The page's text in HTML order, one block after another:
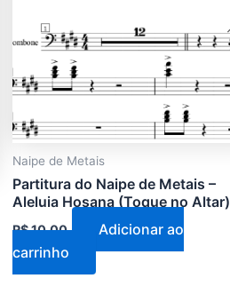
Naipe de Metais
Partitura do Naipe de Metais –
Aleluia Hosana (Toque no Altar)
R$10,00
Adicionar ao
carrinho